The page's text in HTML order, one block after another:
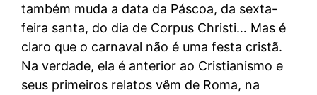
também muda a data da Páscoa, da sexta-
feira santa, do dia de Corpus Christi… Mas é
claro que o carnaval não é uma festa cristã.
Na verdade, ela é anterior ao Cristianismo e
seus primeiros relatos vêm de Roma, na